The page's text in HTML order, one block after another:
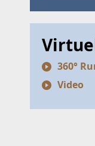
360°
Video